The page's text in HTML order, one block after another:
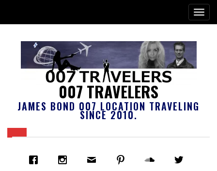
007 TRAVELERS
JAMES BOND 007 LOCATION TRAVELING
SINCE 2010.